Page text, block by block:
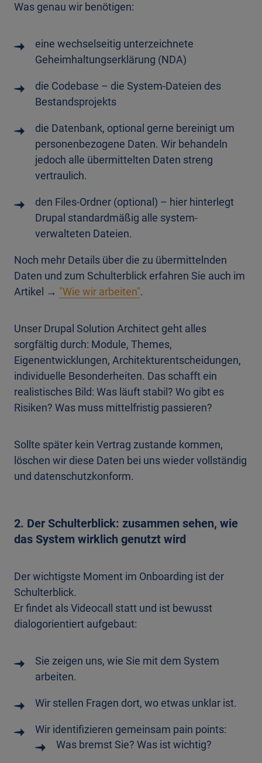
Was genau wir benötigen:
eine wechselseitig unterzeichnete
Geheimhaltungserklärung (NDA)
die Codebase – die System-Dateien des
Bestandsprojekts
die Datenbank, optional gerne bereinigt um
personenbezogene Daten. Wir behandeln
jedoch alle übermittelten Daten streng
vertraulich.
den Files-Ordner (optional) – hier hinterlegt
Drupal standardmäßig alle system-
verwalteten Dateien.
Noch mehr Details über die zu übermittelnden
Daten und zum Schulterblick erfahren Sie auch im
Artikel → "Wie wir arbeiten".
Unser Drupal Solution Architect geht alles
sorgfältig durch: Module, Themes,
Eigenentwicklungen, Architekturentscheidungen,
individuelle Besonderheiten. Das schafft ein
realistisches Bild: Was läuft stabil? Wo gibt es
Risiken? Was muss mittelfristig passieren?
Sollte später kein Vertrag zustande kommen,
löschen wir diese Daten bei uns wieder vollständig
und datenschutzkonform.
2. Der Schulterblick: zusammen sehen, wie
das System wirklich genutzt wird
Der wichtigste Moment im Onboarding ist der
Schulterblick.
Er findet als Videocall statt und ist bewusst
dialogorientiert aufgebaut:
Sie zeigen uns, wie Sie mit dem System
arbeiten.
Wir stellen Fragen dort, wo etwas unklar ist.
Wir identifizieren gemeinsam pain points:
Was bremst Sie? Was ist wichtig?